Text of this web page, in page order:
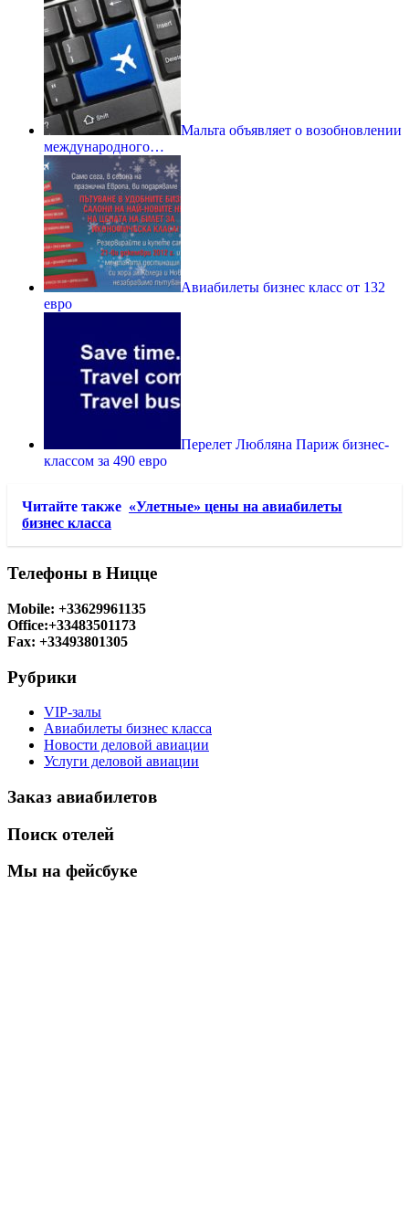
Мальта объявляет о возобновлении
международного…
Авиабилеты бизнес класс от 132
евро
Перелет Любляна Париж бизнес-
классом за 490 евро
Читайте также «Улетные» цены на авиабилеты
бизнес класса
Телефоны в Ницце
Mobile: +33629961135
Office:+33483501173
Fax: +33493801305
Рубрики
VIP-залы
Авиабилеты бизнес класса
Новости деловой авиации
Услуги деловой авиации
Заказ авиабилетов
Поиск отелей
Мы на фейсбуке